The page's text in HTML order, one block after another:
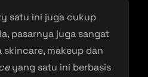
satu ini juga cukup
pasarnya juga sangat
makeup dan
yang satu ini berbasis